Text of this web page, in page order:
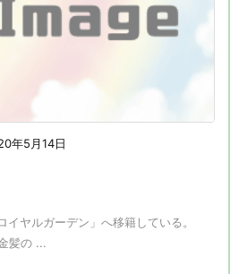
年5月14日
ヤルガーデン」へ移籍している。
髪の ...